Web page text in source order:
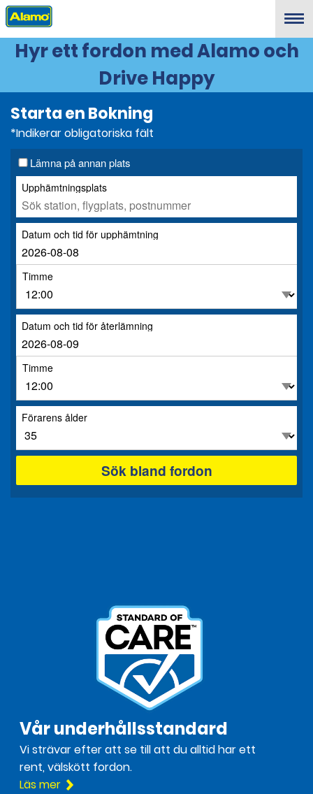
Menu
Hyr ett fordon med Alamo och
Drive Happy
Starta en Bokning
*Indikerar obligatoriska fält
Lämna på annan plats
Upphämtningsplats
Datum och tid för upphämtning
Timme
Datum och tid för återlämning
Timme
Förarens ålder
Sök bland fordon
Vår underhållsstandard
Vi strävar efter att se till att du alltid har ett
rent, välskött fordon.
Läs mer